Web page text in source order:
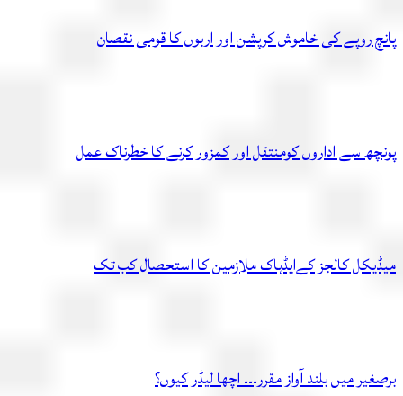
روپے کی خاموش کرپشن اور اربوں کا قومی نقصان
سے اداروں کومنتقل اور کمزور کرنے کا خطرناک عمل
کالجز کےایڈہاک ملازمین کا استحصال کب تک
میں بلند آواز مقرر۔۔۔ اچھا لیڈر کیوں؟